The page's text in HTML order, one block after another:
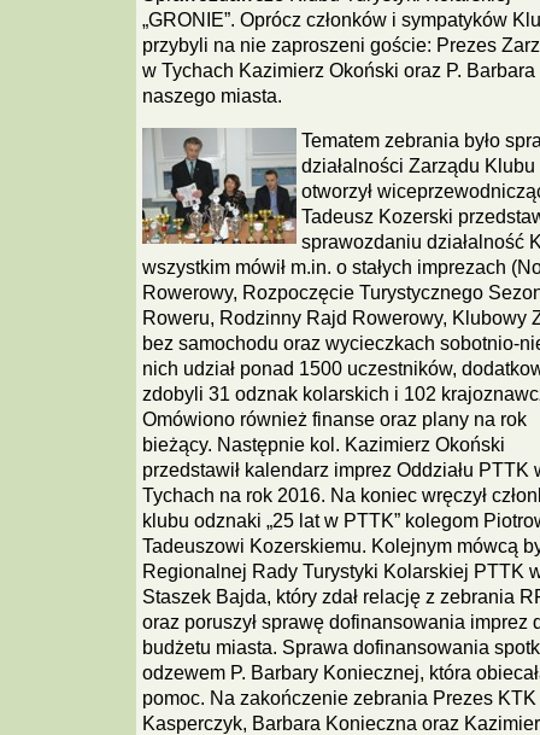
„GRONIE”. Oprócz członków i sympatyków
przybyli na nie zaproszeni goście: Prezes
w Tychach Kazimierz Okoński oraz P.
naszego miasta.
Tematem zebrania było
działalności Zarządu
otworzył
Tadeusz Kozerski
sprawozdaniu działalność
wszystkim mówił m.in. o stałych imprezach
Rowerowy, Rozpoczęcie Turystycznego
Roweru, Rodzinny Rajd Rowerowy, Klubowy
bez samochodu oraz wycieczkach sobotnio-
nich udział ponad 1500 uczestników,
zdobyli 31 odznak kolarskich i 102
Omówiono również finanse oraz plany na rok
bieżący. Następnie kol. Kazimierz Okoński
przedstawił kalendarz imprez Oddziału PTTK
Tychach na rok 2016. Na koniec wręczył
klubu odznaki „25 lat w PTTK” kolegom
Tadeuszowi Kozerskiemu. Kolejnym mówcą
Regionalnej Rady Turystyki Kolarskiej PTTK
Staszek Bajda, który zdał relację z zebrania
oraz poruszył sprawę dofinansowania imprez
budżetu miasta. Sprawa dofinansowania
odzewem P. Barbary Koniecznej, która
pomoc. Na zakończenie zebrania Prezes KTK
Kasperczyk, Barbara Konieczna oraz